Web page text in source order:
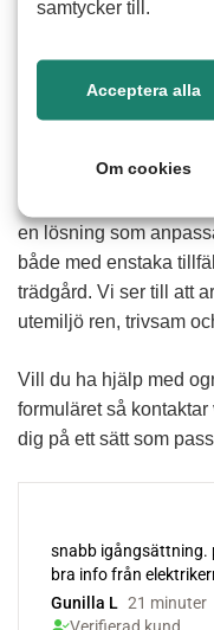
Hur fungerar
fysiskt ansträngande
våren och hösten. Med
en lösning som
både med enstaka
trädgård. Vi ser till att
utemiljö ren, trivsam
Vill du ha hjälp med
formuläret så
dig på ett sätt som
samtycker till.
Acceptera alla
Om cookies